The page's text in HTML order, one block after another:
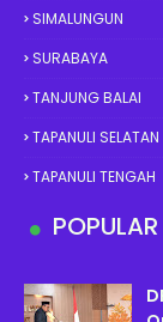
SIMALUNGUN
SURABAYA
TANJUNG BALAI
TAPANULI SELATAN
TAPANULI TENGAH